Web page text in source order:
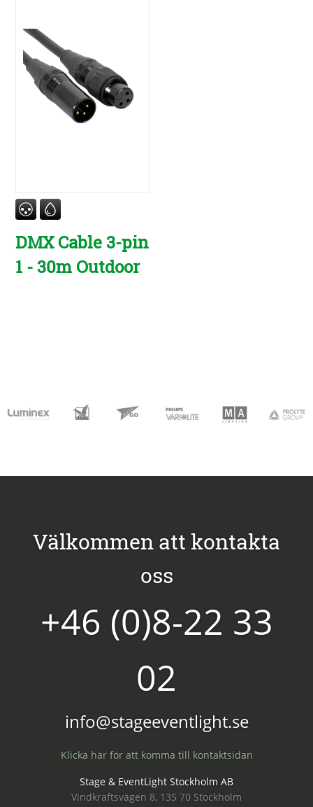
DMX Cable 3-pin
1 - 30m Outdoor
Välkommen att kontakta
oss
+46 (0)8-22 33
02
info@stageeventlight.se
Klicka här för att komma till kontaktsidan
Stage & EventLight Stockholm AB
Vindkraftsvägen 8, 135 70 Stockholm